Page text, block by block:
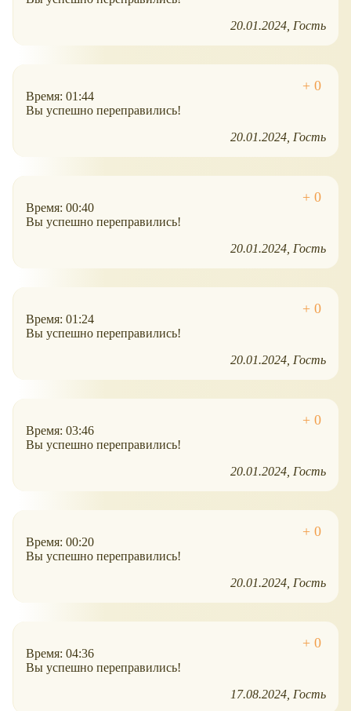
20.01.2024 Гость
Время: 01:44
Вы успешно переправились!
20.01.2024 Гость
Время: 00:40
Вы успешно переправились!
20.01.2024 Гость
Время: 01:24
Вы успешно переправились!
20.01.2024 Гость
Время: 03:46
Вы успешно переправились!
20.01.2024 Гость
Время: 00:20
Вы успешно переправились!
20.01.2024 Гость
Время: 04:36
Вы успешно переправились!
17.08.2024 Гость